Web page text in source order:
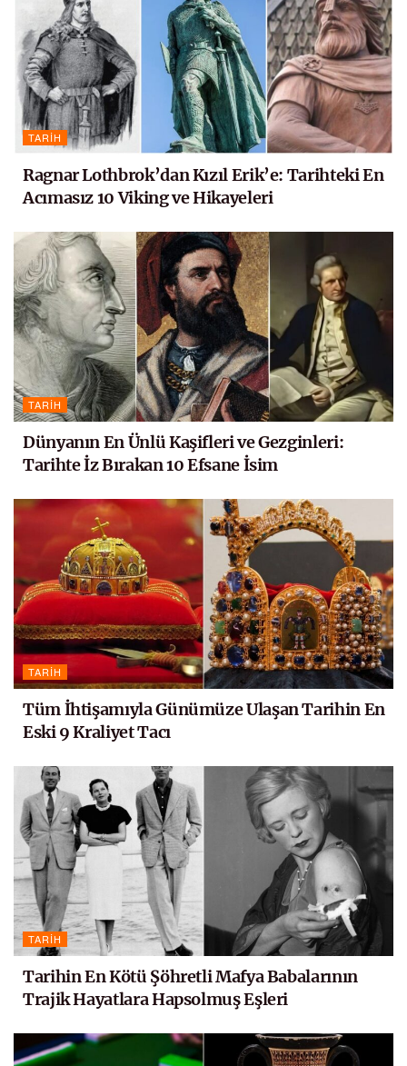
TARIH
Ragnar Lothbrok’dan Kızıl Erik’e: Tarihteki En
Acımasız 10 Viking ve Hikayeleri
TARIH
Dünyanın En Ünlü Kaşifleri ve Gezginleri:
Tarihte İz Bırakan 10 Efsane İsim
TARIH
Tüm İhtişamıyla Günümüze Ulaşan Tarihin En
Eski 9 Kraliyet Tacı
TARIH
Tarihin En Kötü Şöhretli Mafya Babalarının
Trajik Hayatlara Hapsolmuş Eşleri